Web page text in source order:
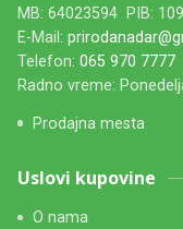
MB: 64023594 PIB:
E-Mail:
Telefon: 065 970 7777
Radno vreme:
Prodajna mesta
Uslovi kupovine
O nama